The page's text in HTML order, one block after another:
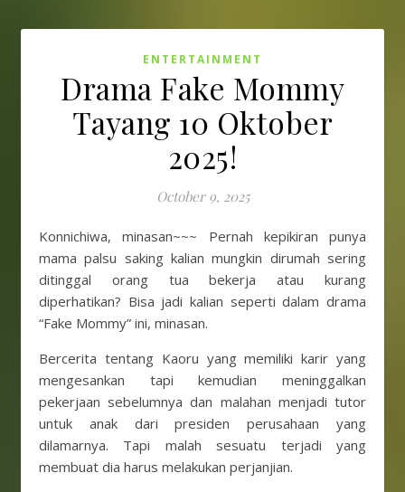
ENTERTAINMENT
Drama Fake Mommy
Tayang 10 Oktober
2025!
October 9, 2025
Konnichiwa, minasan~~~ Pernah kepikiran punya
mama palsu saking kalian mungkin dirumah sering
ditinggal orang tua bekerja atau kurang
diperhatikan? Bisa jadi kalian seperti dalam drama
“Fake Mommy” ini, minasan.
Bercerita tentang Kaoru yang memiliki karir yang
mengesankan tapi kemudian meninggalkan
pekerjaan sebelumnya dan malahan menjadi tutor
untuk anak dari presiden perusahaan yang
dilamarnya. Tapi malah sesuatu terjadi yang
membuat dia harus melakukan perjanjian.